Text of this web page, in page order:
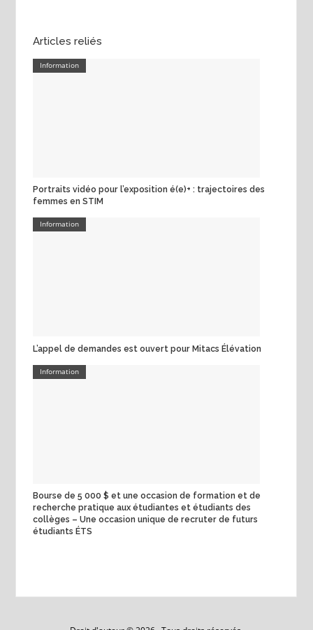
Articles reliés
Information
Portraits vidéo pour l’exposition é(e)+ : trajectoires des
femmes en STIM
Information
L’appel de demandes est ouvert pour Mitacs Élévation
Information
Bourse de 5 000 $ et une occasion de formation et de
recherche pratique aux étudiantes et étudiants des
collèges – Une occasion unique de recruter de futurs
étudiants ÉTS